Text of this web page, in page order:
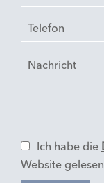
Ich habe die
Website